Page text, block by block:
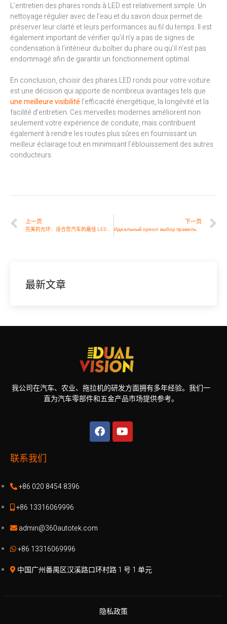
L’entretien des phares ronds à LED est relativement simple. Un
nettoyage régulier avec de l’eau et du savon doux permet de
préserver leur clarté et leurs performances au fil du temps. Il est
également important de vérifier qu’il n’y a pas de signes de
condensation à l’intérieur du boîtier du phare ou qu’il n’est pas
endommagé afin de garantir un fonctionnement optimal.
En conclusion, choisir des phares LED ronds pour votre voiture
est une décision qui apporte de nombreux avantages tels que
une meilleure visibilité l’efficacité énergétique, la longévité et la
facilité d’entretien. Ces merveilles modernes améliorent non
seulement votre expérience de conduite, mais contribuent
également à rendre les routes plus sûres en fournissant un
meilleur éclairage tout en minimisant l’éblouissement des autres
conducteurs.
上一页
完美的光环：适合您汽车的最佳 LED 路灯
下一页
Идеальный ореол: выбор правильных круглых светодиодных фар для вашего автомобиля
最新文章
我公司在汽车、农业、拖拉机的研发方面拥有多年经验。我们一
直为汽车零部件和五金产品市场提供参考。
联系我们
+86 020 8454 8396
+86 13316069996
admin@360autotek.com
+86 13316069996
中国广州番禺区汉溪路口环村路 1 号 1 单元
隐私政策